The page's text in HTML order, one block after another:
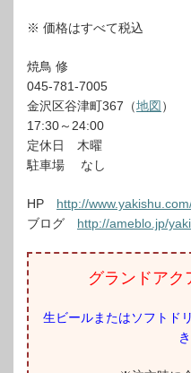
※ 価格はすべて税込
焼鳥 修
045-781-7005
金沢区谷津町367（地図 ）
17:30～24:00
定休日 木曜
駐車場 なし
HP http://
ブログ http://ameblo.jp/
グランドアク
生ビールまたはソフトド